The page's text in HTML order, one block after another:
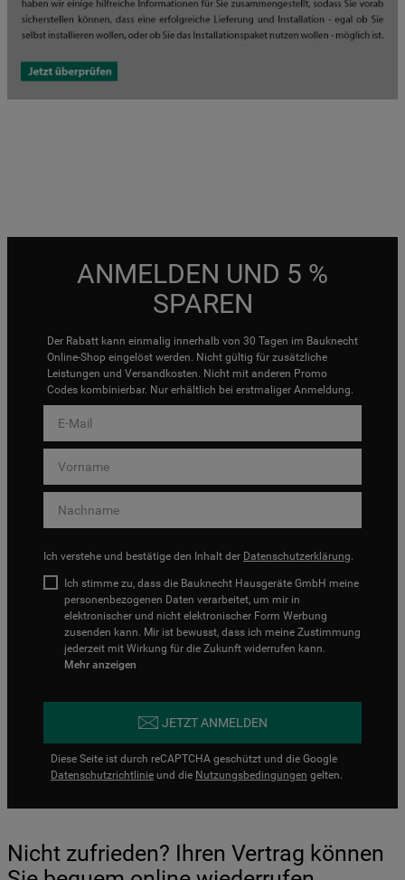
ANMELDEN UND 5 %
SPAREN
Der Rabatt kann einmalig innerhalb von 30 Tagen im Bauknecht
Online-Shop eingelöst werden. Nicht gültig für zusätzliche
Leistungen und Versandkosten. Nicht mit anderen Promo
Codes kombinierbar. Nur erhältlich bei erstmaliger Anmeldung.
Ich verstehe und bestätige den Inhalt der Datenschutzerklärung.
Ich stimme zu, dass die Bauknecht Hausgeräte GmbH meine
personenbezogenen Daten verarbeitet, um mir in
elektronischer und nicht elektronischer Form Werbung
zusenden kann. Mir ist bewusst, dass ich meine Zustimmung
jederzeit mit Wirkung für die Zukunft widerrufen kann.
Mehr anzeigen
JETZT ANMELDEN
Diese Seite ist durch reCAPTCHA geschützt und die Google
Datenschutzrichtlinie und die Nutzungsbedingungen gelten.
Nicht zufrieden? Ihren Vertrag können